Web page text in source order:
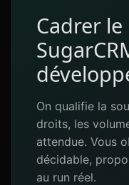
Cadrer
On qualifie la
droits, les
attendue. Vous
décidable,
au run réel.